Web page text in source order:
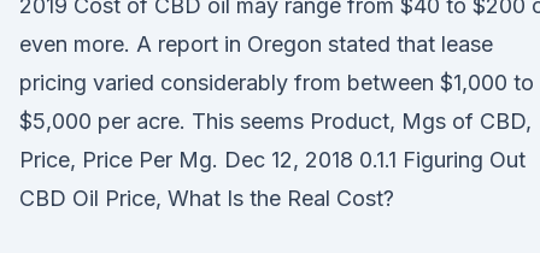
2019 Cost of CBD oil may range from $40 to $200
even more. A report in Oregon stated that lease
pricing varied considerably from between $1,000 to
$5,000 per acre. This seems Product, Mgs of CBD,
Price, Price Per Mg. Dec 12, 2018 0.1.1 Figuring Out
CBD Oil Price, What Is the Real Cost?